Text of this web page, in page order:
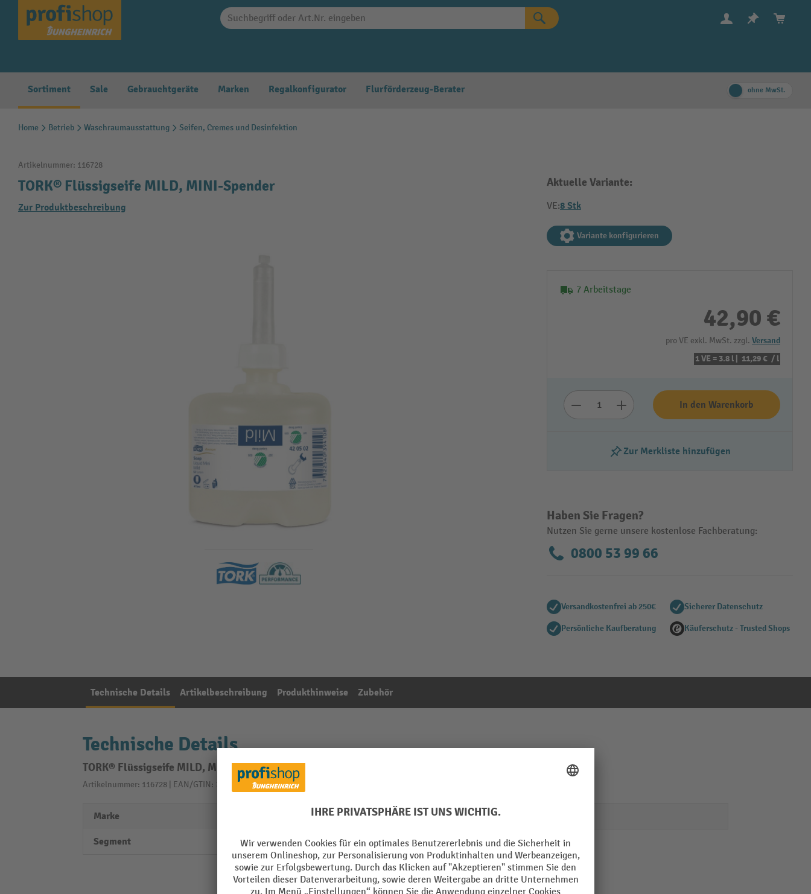
Zur Hauptnavigation springen
Sortiment Sale Gebrauchtgeräte Marken Regalkonfigurator Flurförderzeug-Berater ohne MwSt.
Home Betrieb Waschraumausstattung Seifen, Cremes und Desinfektion
Artikelnummer: 116728
TORK® Flüssigseife MILD, MINI-Spender
Zur Produktbeschreibung
Aktuelle Variante:
VE:8 Stk
Variante konfigurieren
7 Arbeitstage
42,90 €
pro VE exkl. MwSt. zzgl. Versand
1 VE = 3.8 l | 11,29 € / l
In den Warenkorb
Zur Merkliste hinzufügen
Haben Sie Fragen?
Nutzen Sie gerne unsere kostenlose Fachberatung:
0800 53 99 66
Versandkostenfrei ab 250€ Sicherer Datenschutz
Persönliche Kaufberatung Käuferschutz - Trusted Shops
Technische Details Artikelbeschreibung Produkthinweise Zubehör
Technische Details
TORK® Flüssigseife MILD, MINI-Spender
Artikelnummer: 116728 | EAN/GTIN: 7322540394313Aus der Kategorie:
Marke
Segment Performance
VE